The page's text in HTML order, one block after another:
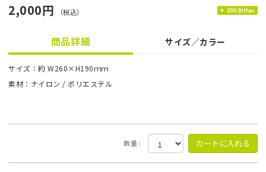
2,000円 （税込） 200 Bitfan
商品詳細 サイズ／カラー
サイズ：約 W260×H190ｍｍ
素材：ナイロン / ポリエステル
数量 :